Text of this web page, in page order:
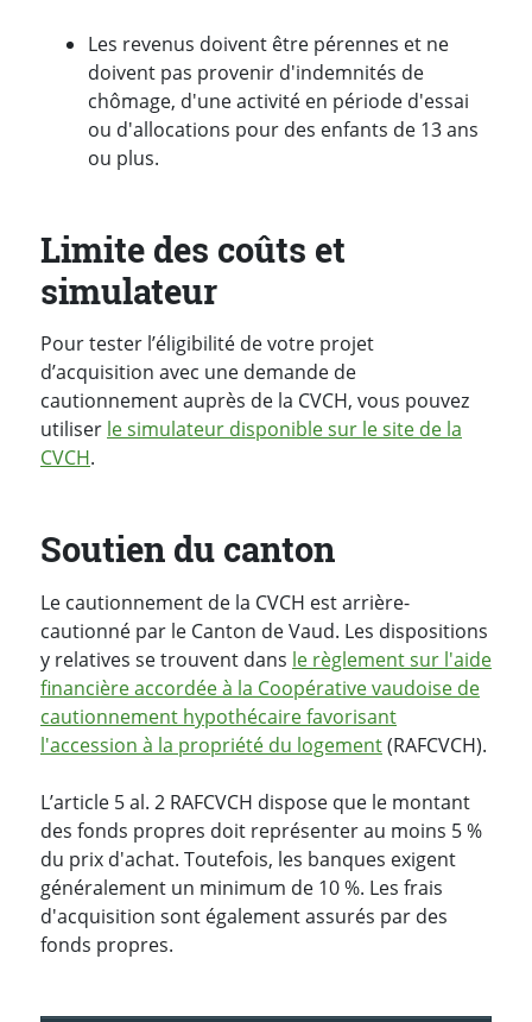
Les revenus doivent être pérennes et ne
doivent pas provenir d'indemnités de
chômage, d'une activité en période d'essai
ou d'allocations pour des enfants de 13 ans
ou plus.
Limite des coûts et
simulateur
Pour tester l’éligibilité de votre projet
d’acquisition avec une demande de
cautionnement auprès de la CVCH, vous pouvez
utiliser le simulateur disponible sur le site de la
CVCH.
Soutien du canton
Le cautionnement de la CVCH est arrière-
cautionné par le Canton de Vaud. Les dispositions
y relatives se trouvent dans le règlement sur l'aide
financière accordée à la Coopérative vaudoise de
cautionnement hypothécaire favorisant
l'accession à la propriété du logement(RAFCVCH).
L’article 5 al. 2 RAFCVCH dispose que le montant
des fonds propres doit représenter au moins 5 %
du prix d'achat. Toutefois, les banques exigent
généralement un minimum de 10 %. Les frais
d'acquisition sont également assurés par des
fonds propres.